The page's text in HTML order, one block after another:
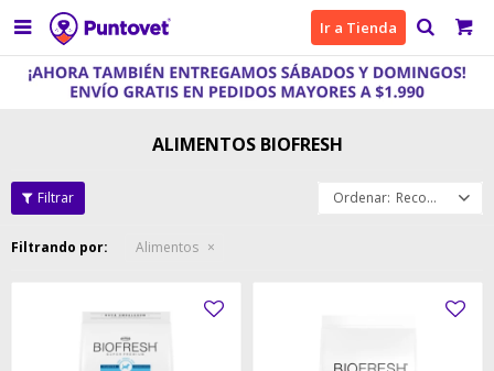
 Ir a Tienda
ALIMENTOS BIOFRESH
Recomendados
Filtrando por: Alimentos